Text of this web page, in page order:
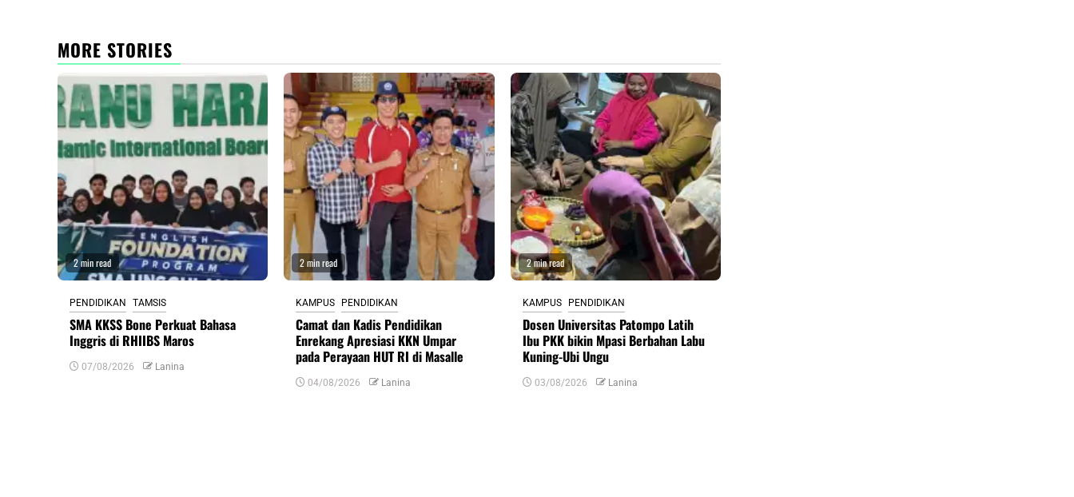
MORE STORIES
2 min read
PENDIDIKAN TAMSIS
SMA KKSS Bone Perkuat Bahasa
Inggris di RHIIBS Maros
07/08/2026 Lanina
2 min read
KAMPUS PENDIDIKAN
Camat dan Kadis Pendidikan
Enrekang Apresiasi KKN Umpar
pada Perayaan HUT RI di Masalle
04/08/2026 Lanina
2 min read
KAMPUS PENDIDIKAN
Dosen Universitas Patompo Latih
Ibu PKK bikin Mpasi Berbahan Labu
Kuning-Ubi Ungu
03/08/2026 Lanina